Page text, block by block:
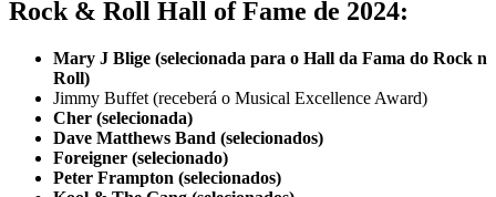
Rock & Roll Hall of Fame de 2024:
Mary J Blige (selecionada para o Hall da Fama do Rock n
Roll)
Jimmy Buffet (receberá o Musical Excellence Award)
Cher (selecionada)
Dave Matthews Band (selecionados)
Foreigner (selecionado)
Peter Frampton (selecionados)